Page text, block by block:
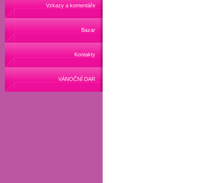
Vzkazy a komentáře
Bazar
Kontakty
VÁNOČNÍ DAR